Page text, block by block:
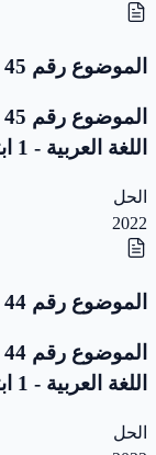
الموضوع رقم 45
اللغة العربية - 1 ابتدائي
الحل
2022
الموضوع رقم 44
اللغة العربية - 1 ابتدائي
الحل